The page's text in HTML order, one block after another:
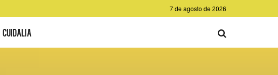
7 de agosto de 2026
CUIDALIA